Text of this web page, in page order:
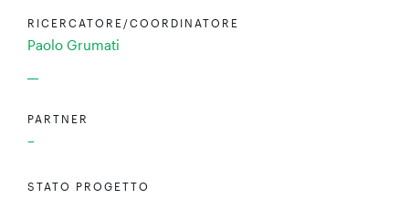
RICERCATORE/COORDINATORE
Paolo Grumati
PARTNER
–
STATO PROGETTO